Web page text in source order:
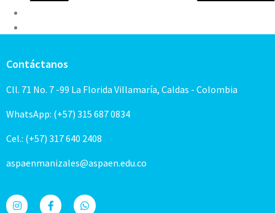
Contáctanos
Cll. 71 No. 7 -99 La Florida Villamaría, Caldas - Colombia
WhatsApp: (+57) 315 687 0834
Cel.: (+57) 317 640 2408
aspaenmanizales@aspaen.edu.co